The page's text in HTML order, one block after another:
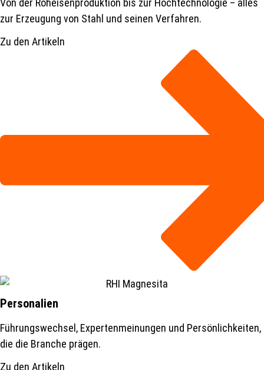
zur Erzeugung von Stahl und seinen Verfahren.
Zu den Artikeln
Personalien
Führungswechsel, Expertenmeinungen und Persönlichkeiten,
die die Branche prägen.
Zu den Artikeln